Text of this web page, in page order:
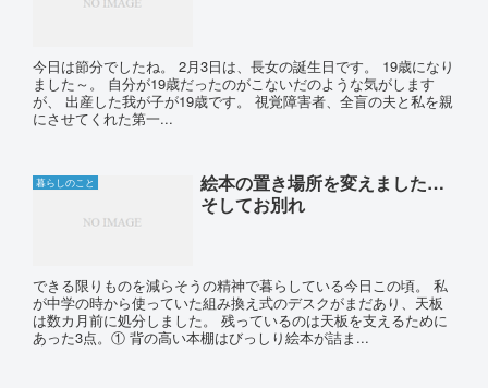
今日は節分でしたね。 2月3日は、長女の誕生日です。 19歳になり
ました～。 自分が19歳だったのがこないだのような気がします
が、 出産した我が子が19歳です。 視覚障害者、全盲の夫と私を親
にさせてくれた第一...
暮らしのこと
絵本の置き場所を変えました…
そしてお別れ
できる限りものを減らそうの精神で暮らしている今日この頃。 私
が中学の時から使っていた組み換え式のデスクがまだあり、天板
は数カ月前に処分しました。 残っているのは天板を支えるために
あった3点。① 背の高い本棚はびっしり絵本が詰ま...